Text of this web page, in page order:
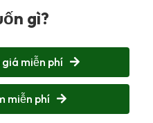
gì?
miễn phí
miễn phí